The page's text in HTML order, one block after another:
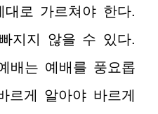
로 가르쳐야 한다.
지지 않을 수 있다.
배는 예배를 풍요롭
르게 알아야 바르게